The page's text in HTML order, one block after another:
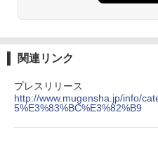
関連リンク
プレスリリース
http://www.mugensha.jp/info/
5%E3%83%BC%E3%82%B9